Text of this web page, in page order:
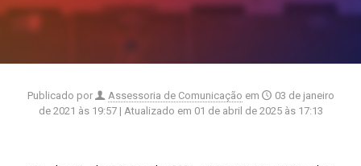
Publicado por Assessoria de Comunicação em
03 de janeiro
de 2021 às 19:57 | Atualizado em 01 de abril de 2025 às 17:13